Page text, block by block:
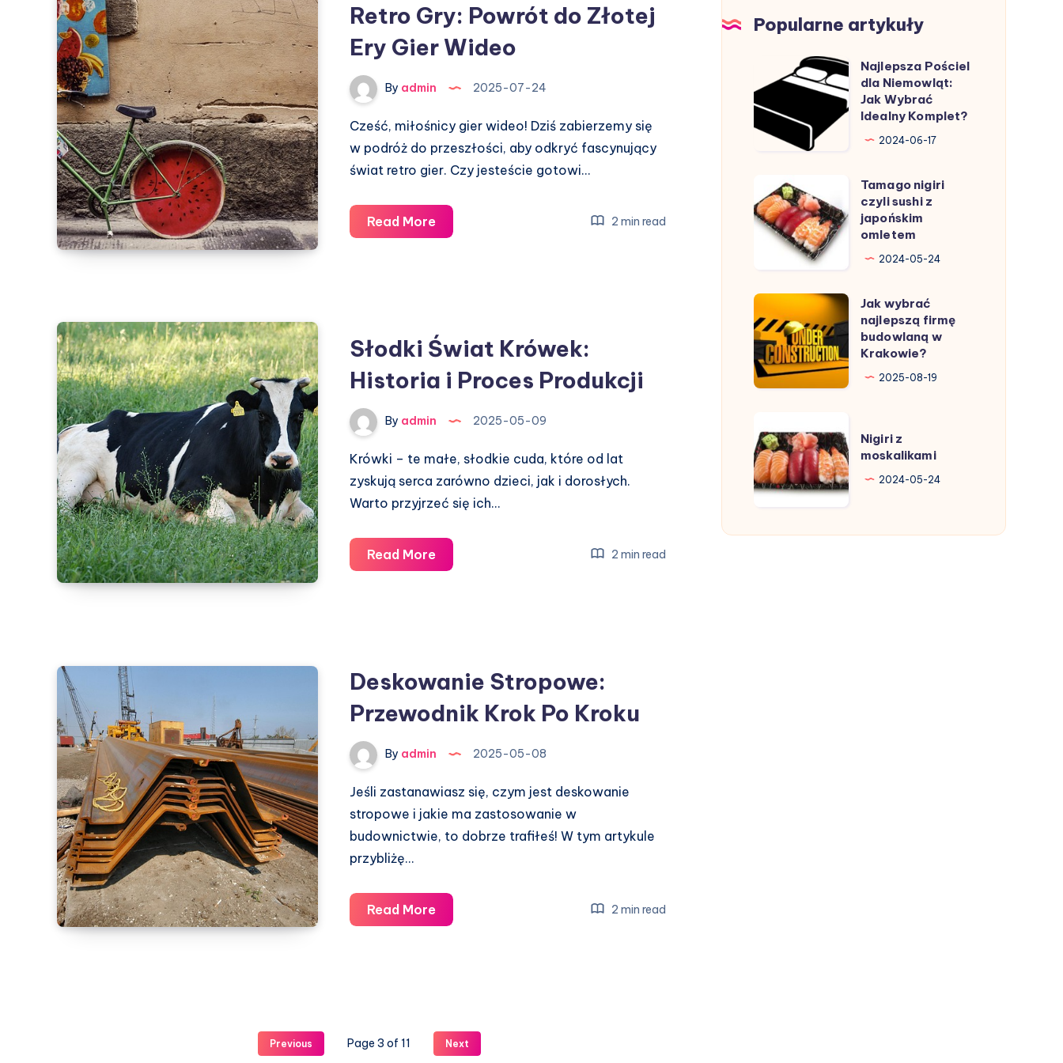
Retro Gry: Powrót do Złotej
Ery Gier Wideo
By admin 2025-07-24
Cześć, miłośnicy gier wideo! Dziś zabierzemy się
w podróż do przeszłości, aby odkryć fascynujący
świat retro gier. Czy jesteście gotowi…
Read MoreRetro
Gry:
Ery
Gier
Wideo
2 min read
Słodki Świat Krówek:
Historia i Proces Produkcji
By admin 2025-05-09
Krówki – te małe, słodkie cuda, które od lat
zyskują serca zarówno dzieci, jak i dorosłych.
Warto przyjrzeć się ich…
Read MoreSłodki
Świat
Produkcji
2 min read
Deskowanie Stropowe:
Przewodnik Krok Po Kroku
By admin 2025-05-08
Jeśli zastanawiasz się, czym jest deskowanie
stropowe i jakie ma zastosowanie w
budownictwie, to dobrze trafiłeś! W tym artykule
przybliżę…
Read MoreDeskowanie
Stropowe:
2 min read
Previous Page 3 of 11 Next
Popularne artykuły
Najlepsza
Pościel
dla
Niemowląt:
Idealny
Komplet?
Najlepsza Pościel
dla Niemowląt:
Jak Wybrać
Idealny Komplet?
2024-06-17
Tamago
nigiri
czyli
japońskim
omletem
Tamago nigiri
czyli sushi z
japońskim
omletem
2024-05-24
Jak
wybrać
najlepszą
firmę
budowlaną
Krakowie?
Jak wybrać
najlepszą firmę
budowlaną w
Krakowie?
2025-08-19
z
moskalikami
Nigiri z
moskalikami
2024-05-24